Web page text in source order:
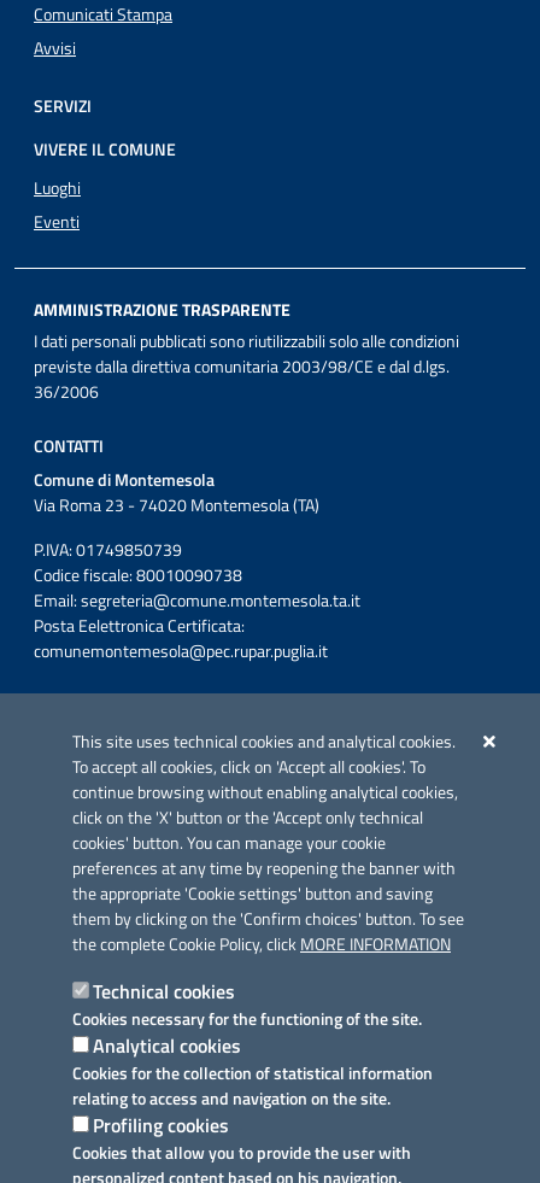
This site uses technical cookies and analytical cookies.
To accept all cookies, click on 'Accept all cookies'. To
continue browsing without enabling analytical cookies,
click on the 'X' button or the 'Accept only technical
cookies' button. You can manage your cookie
preferences at any time by reopening the banner with
the appropriate 'Cookie settings' button and saving
them by clicking on the 'Confirm choices' button. To see
the complete Cookie Policy, clickMORE INFORMATION
Technical cookies
Cookies necessary for the functioning of the site.
Analytical cookies
Cookies for the collection of statistical information
relating to access and navigation on the site.
Profiling cookies
Cookies that allow you to provide the user with
personalized content based on his navigation.
Comunicati Stampa
Avvisi
SERVIZI
VIVERE IL COMUNE
Luoghi
Eventi
AMMINISTRAZIONE TRASPARENTE
I dati personali pubblicati sono riutilizzabili solo alle condizioni
previste dalla direttiva comunitaria 2003/98/CE e dal d.lgs.
36/2006
CONTATTI
Comune di Montemesola
Via Roma 23 - 74020 Montemesola (TA)
P.IVA: 01749850739
Codice fiscale: 80010090738
Email:segreteria@comune.montemesola.ta.it
Posta Eelettronica Certificata:
comunemontemesola@pec.rupar.puglia.it
Azione 2.3.
Link utili
Informativa privacy
Dichiarazione di accessibilità
Note legali
Domande frequenti
Richiesta assistenza